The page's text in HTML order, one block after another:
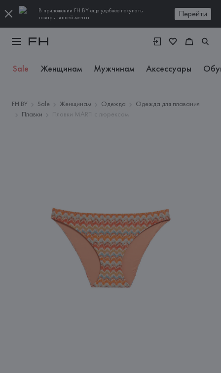
В приложении FH.BY еще удобнее покупать
товары вашей мечты
Перейти
Sale Женщинам Мужчинам Аксессуары
FH.BY Sale Женщинам Одежда
Одежда для плавания
Плавки
Плавки MARTI с люрексом